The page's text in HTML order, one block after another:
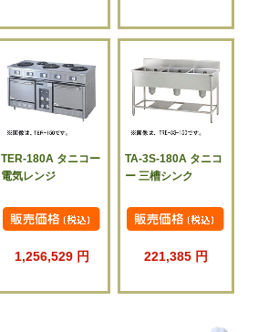
TER-180A タニコー
電気レンジ
1,256,529 円
TA-3S-180A タニコ
ー 三槽シンク
221,385 円